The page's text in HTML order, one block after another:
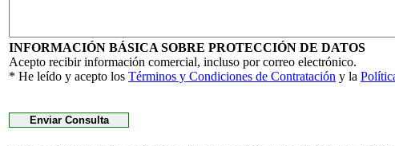
INFORMACIÓN BÁSICA SOBRE PROTECCIÓN DE DATOS
Acepto recibir información comercial, incluso por correo electrónico.
* He leído y acepto los Términos y Condiciones de Contratación y la